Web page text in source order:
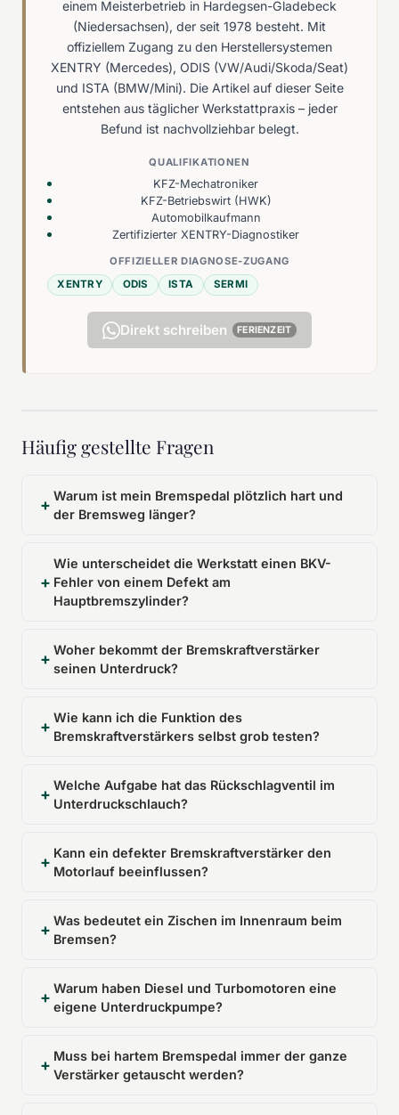
einem Meisterbetrieb in Hardegsen-Gladebeck
(Niedersachsen), der seit 1978 besteht. Mit
offiziellem Zugang zu den Herstellersystemen
XENTRY (Mercedes), ODIS (VW/Audi/Skoda/Seat)
und ISTA (BMW/Mini). Die Artikel auf dieser Seite
entstehen aus täglicher Werkstattpraxis – jeder
Befund ist nachvollziehbar belegt.
QUALIFIKATIONEN
KFZ-Mechatroniker
KFZ-Betriebswirt (HWK)
Automobilkaufmann
Zertifizierter XENTRY-Diagnostiker
OFFIZIELLER DIAGNOSE-ZUGANG
XENTRY
ODIS ISTA SERMI
Direkt schreiben FERIENZEIT
Häufig gestellte Fragen
Warum ist mein Bremspedal plötzlich hart und
der Bremsweg länger?
Wie unterscheidet die Werkstatt einen BKV-
Fehler von einem Defekt am
Hauptbremszylinder?
Woher bekommt der Bremskraftverstärker
seinen Unterdruck?
Wie kann ich die Funktion des
Bremskraftverstärkers selbst grob testen?
Welche Aufgabe hat das Rückschlagventil im
Unterdruckschlauch?
Kann ein defekter Bremskraftverstärker den
Motorlauf beeinflussen?
Was bedeutet ein Zischen im Innenraum beim
Bremsen?
Warum haben Diesel und Turbomotoren eine
eigene Unterdruckpumpe?
Muss bei hartem Bremspedal immer der ganze
Verstärker getauscht werden?